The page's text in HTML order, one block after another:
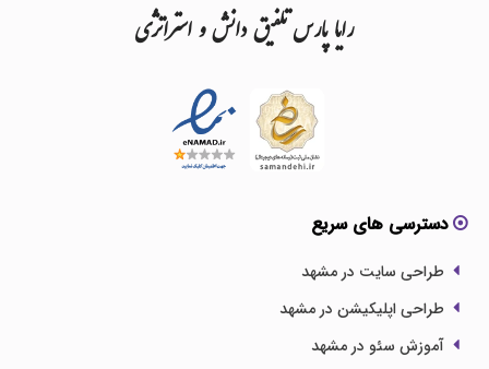
رایاپارستلفیقدانشواستراتژی
دسترسی های سریع
طراحی سایت در مشهد
طراحی اپلیکیشن در مشهد
آموزش سئو در مشهد